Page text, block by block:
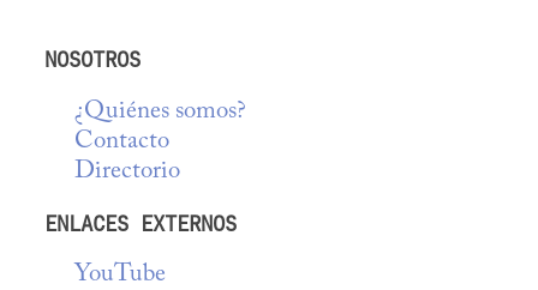
NOSOTROS
¿Quiénes somos?
Contacto
Directorio
ENLACES EXTERNOS
YouTube